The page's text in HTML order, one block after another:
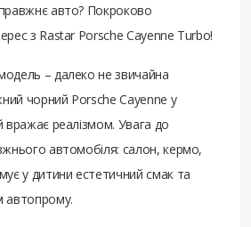
авто? Покроково
з Rastar Porsche Cayenne Turbo!
– далеко не звичайна
чорний Porsche Cayenne у
вражає реалізмом. Увага до
автомобіля: салон, кермо,
у дитини естетичний смак та
автопрому.